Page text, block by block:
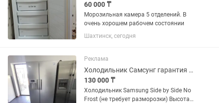
60 000 ₸
Морозильная камера 5 отделений. В
очень хорошем рабочем состоянии
Шахтинск, сегодня
Реклама
Холодильник Самсунг гарантия доставка
130 000 ₸
Холодильник Samsung Side by Side No
Frost (не требует разморозки) Высота